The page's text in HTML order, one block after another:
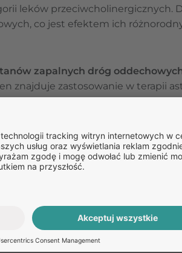
leków przeciwcholinergicznych.
co jest efektem ich
zapalnych dróg
znajduje zastosowanie w terapii
dróg oddechowych z
porady medycznej. W celu uzyskania